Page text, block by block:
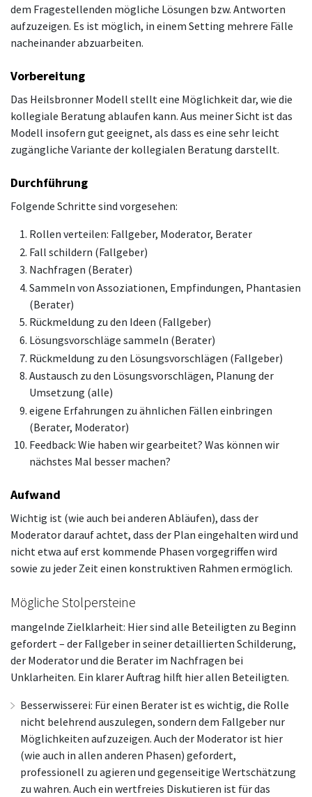
dem Fragestellenden mögliche Lösungen bzw. Antworten
aufzuzeigen. Es ist möglich, in einem Setting mehrere Fälle
nacheinander abzuarbeiten.
Vorbereitung
Das Heilsbronner Modell stellt eine Möglichkeit dar, wie die
kollegiale Beratung ablaufen kann. Aus meiner Sicht ist das
Modell insofern gut geeignet, als dass es eine sehr leicht
zugängliche Variante der kollegialen Beratung darstellt.
Durchführung
Folgende Schritte sind vorgesehen:
Rollen verteilen: Fallgeber, Moderator, Berater
Fall schildern (Fallgeber)
Nachfragen (Berater)
Sammeln von Assoziationen, Empfindungen, Phantasien
(Berater)
Rückmeldung zu den Ideen (Fallgeber)
Lösungsvorschläge sammeln (Berater)
Rückmeldung zu den Lösungsvorschlägen (Fallgeber)
Austausch zu den Lösungsvorschlägen, Planung der
Umsetzung (alle)
eigene Erfahrungen zu ähnlichen Fällen einbringen
(Berater, Moderator)
Feedback: Wie haben wir gearbeitet? Was können wir
nächstes Mal besser machen?
Aufwand
Wichtig ist (wie auch bei anderen Abläufen), dass der
Moderator darauf achtet, dass der Plan eingehalten wird und
nicht etwa auf erst kommende Phasen vorgegriffen wird
sowie zu jeder Zeit einen konstruktiven Rahmen ermöglich.
Mögliche Stolpersteine
mangelnde Zielklarheit: Hier sind alle Beteiligten zu Beginn
gefordert – der Fallgeber in seiner detaillierten Schilderung,
der Moderator und die Berater im Nachfragen bei
Unklarheiten. Ein klarer Auftrag hilft hier allen Beteiligten.
Besserwisserei: Für einen Berater ist es wichtig, die Rolle
nicht belehrend auszulegen, sondern dem Fallgeber nur
Möglichkeiten aufzuzeigen. Auch der Moderator ist hier
(wie auch in allen anderen Phasen) gefordert,
professionell zu agieren und gegenseitige Wertschätzung
zu wahren. Auch ein wertfreies Diskutieren ist für das